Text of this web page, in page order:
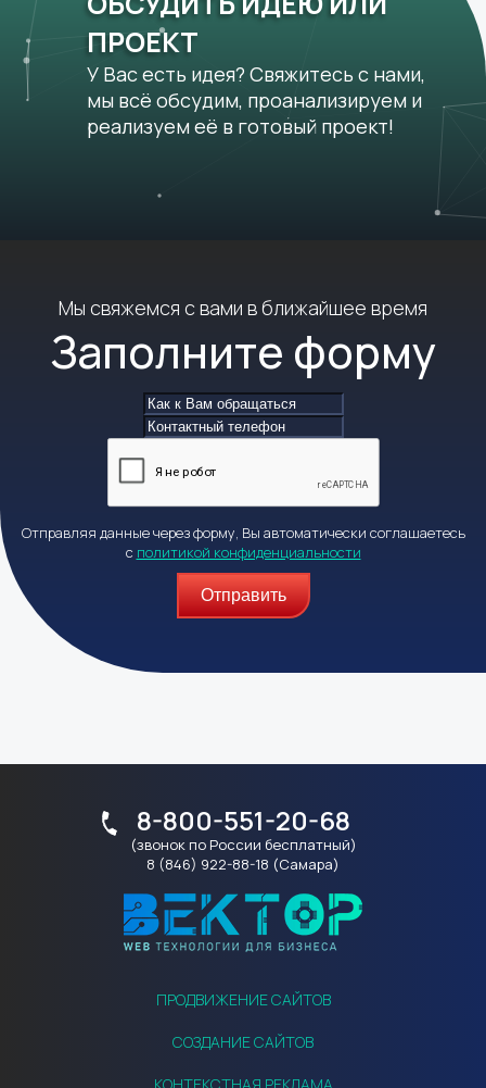
ПРОЕКТ
У Вас есть идея? Свяжитесь с нами,
мы всё обсудим, проанализируем и
реализуем её в готовый проект!
Мы свяжемся с вами в ближайшее время
Заполните форму
Отправляя данные через форму, Вы автоматически соглашаетесь
с политикой конфиденциальности
Отправить
8-800-551-20-68
(звонок по России бесплатный)
8 (846) 922-88-18 (Самара)
ПРОДВИЖЕНИЕ САЙТОВ
СОЗДАНИЕ САЙТОВ
КОНТЕКСТНАЯ РЕКЛАМА